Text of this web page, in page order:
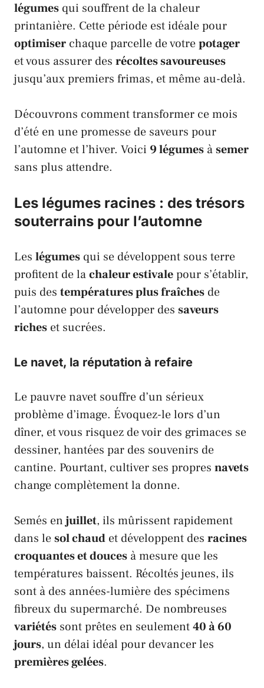
légumes qui souffrent de la chaleur
printanière. Cette période est idéale pour
optimiser chaque parcelle de votrepotager
et vous assurer des récoltes savoureuses
jusqu’aux premiers frimas, et même au-delà.
Découvrons comment transformer ce mois
d’été en une promesse de saveurs pour
l’automne et l’hiver. Voici 9 légumes àsemer
sans plus attendre.
Les légumes racines : des trésors
souterrains pour l’automne
Les légumes qui se développent sous terre
profitent de lachaleur estivalepour s’établir,
puis des températures plus fraîches de
l’automne pour développer des saveurs
riches et sucrées.
Le navet, la réputation à refaire
Le pauvrenavet souffre d’un sérieux
problème d’image. Évoquez-le lors d’un
dîner, et vous risquez de voir des grimaces se
dessiner, hantées par des souvenirs de
cantine. Pourtant, cultiver ses propres navets
change complètement la donne.
Semés en juillet, ils mûrissent rapidement
dans lesol chaud et développent des racines
croquantes et douces à mesure que les
températures baissent. Récoltés jeunes, ils
sont à des années-lumière des spécimens
fibreux du supermarché. De nombreuses
variétés sont prêtes en seulement40 à 60
jours, un délai idéal pour devancer les
premières gelées.